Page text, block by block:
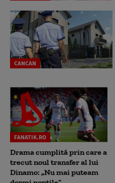
CANCAN
FANATIK.RO
Drama cumplită prin care a
trecut noul transfer al lui
Dinamo: „Nu mai puteam